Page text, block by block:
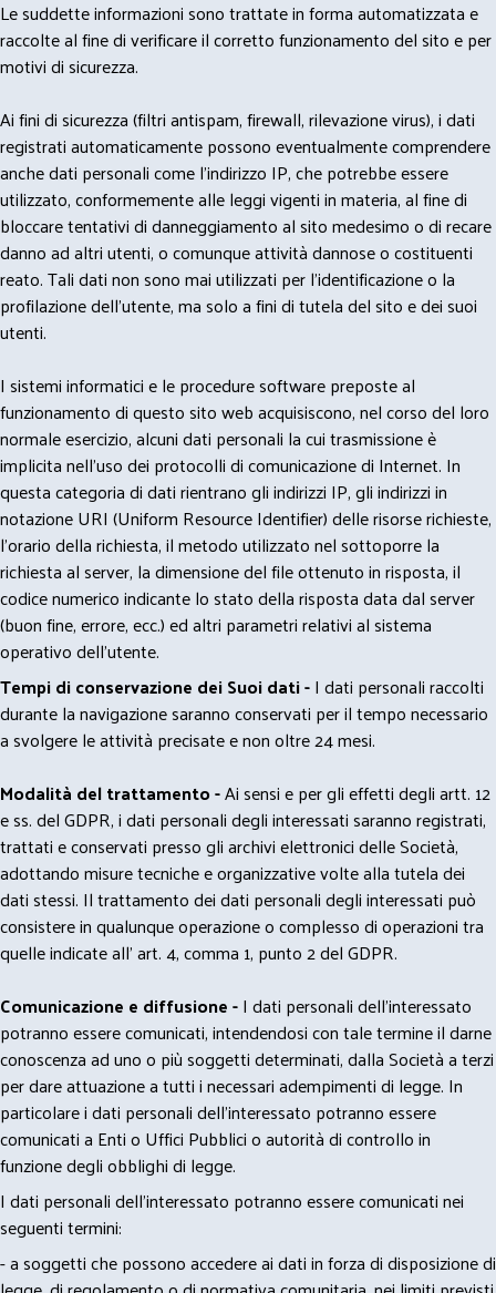
Le suddette informazioni sono trattate in forma automatizzata e
raccolte al fine di verificare il corretto funzionamento del sito e per
motivi di sicurezza.
Ai fini di sicurezza (filtri antispam, firewall, rilevazione virus), i dati
registrati automaticamente possono eventualmente comprendere
anche dati personali come l'indirizzo IP, che potrebbe essere
utilizzato, conformemente alle leggi vigenti in materia, al fine di
bloccare tentativi di danneggiamento al sito medesimo o di recare
danno ad altri utenti, o comunque attività dannose o costituenti
reato. Tali dati non sono mai utilizzati per l'identificazione o la
profilazione dell'utente, ma solo a fini di tutela del sito e dei suoi
utenti.
I sistemi informatici e le procedure software preposte al
funzionamento di questo sito web acquisiscono, nel corso del loro
normale esercizio, alcuni dati personali la cui trasmissione è
implicita nell'uso dei protocolli di comunicazione di Internet. In
questa categoria di dati rientrano gli indirizzi IP, gli indirizzi in
notazione URI (Uniform Resource Identifier) delle risorse richieste,
l'orario della richiesta, il metodo utilizzato nel sottoporre la
richiesta al server, la dimensione del file ottenuto in risposta, il
codice numerico indicante lo stato della risposta data dal server
(buon fine, errore, ecc.) ed altri parametri relativi al sistema
operativo dell'utente.
Tempi di conservazione dei Suoi dati -I dati personali raccolti
durante la navigazione saranno conservati per il tempo necessario
a svolgere le attività precisate e non oltre 24 mesi.
Modalità del trattamento -Ai sensi e per gli effetti degli artt. 12
e ss. del GDPR, i dati personali degli interessati saranno registrati,
trattati e conservati presso gli archivi elettronici delle Società,
adottando misure tecniche e organizzative volte alla tutela dei
dati stessi. Il trattamento dei dati personali degli interessati può
consistere in qualunque operazione o complesso di operazioni tra
quelle indicate all' art. 4, comma 1, punto 2 del GDPR.
Comunicazione e diffusione -I dati personali dell’interessato
potranno essere comunicati, intendendosi con tale termine il darne
conoscenza ad uno o più soggetti determinati, dalla Società a terzi
per dare attuazione a tutti i necessari adempimenti di legge. In
particolare i dati personali dell’interessato potranno essere
comunicati a Enti o Uffici Pubblici o autorità di controllo in
funzione degli obblighi di legge.
I dati personali dell’interessato potranno essere comunicati nei
seguenti termini:
- a soggetti che possono accedere ai dati in forza di disposizione di